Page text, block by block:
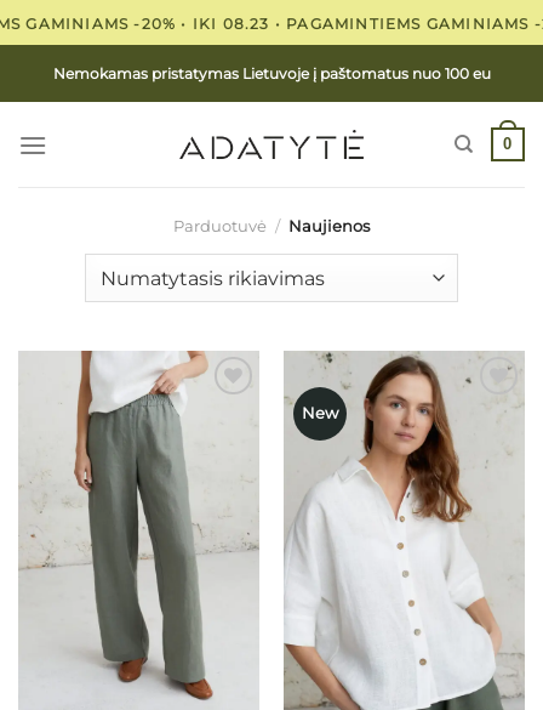
Skip
to
content
-20% • IKI 08.23 •PAGAMINTIEMS GAMINIAMS -
Nemokamas pristatymas Lietuvoje į paštomatus nuo 100 eu
0
Parduotuvė / Naujienos
Mėgstamiausias
New
Mėgstamiausias